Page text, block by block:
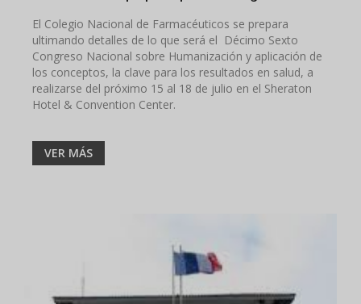
El Colegio Nacional de Farmacéuticos se prepara
ultimando detalles de lo que será el Décimo Sexto
Congreso Nacional sobre Humanización y aplicación de
los conceptos, la clave para los resultados en salud, a
realizarse del próximo 15 al 18 de julio en el Sheraton
Hotel & Convention Center.
VER MÁS